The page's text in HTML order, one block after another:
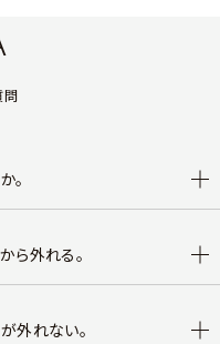
問
。
ら外れる。
外れない。